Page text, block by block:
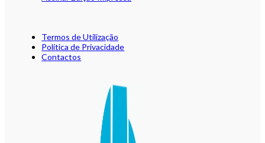
Termos de Utilização
Política de Privacidade
Contactos